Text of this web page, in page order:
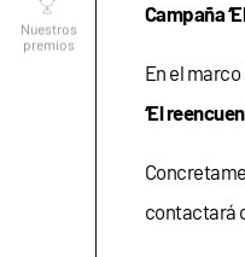
Campaña
En el
‘El
contactará